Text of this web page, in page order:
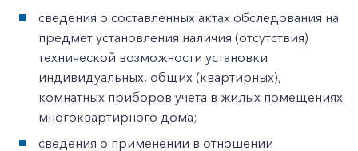
сведения о составленных актах обследования на
предмет установления наличия (отсутствия)
технической возможности установки
индивидуальных, общих (квартирных),
комнатных приборов учета в жилых помещениях
многоквартирного дома;
сведения о применении в отношении